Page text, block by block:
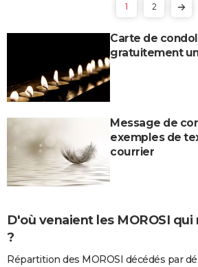
1 2
Carte de
gratuitement
Message de
exemples de
courrier
D'où venaient les MOROSI
?
Répartition des MOROSI décédés par